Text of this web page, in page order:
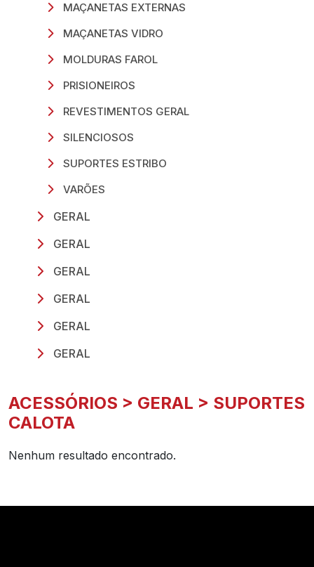
MAÇANETAS EXTERNAS
MAÇANETAS VIDRO
MOLDURAS FAROL
PRISIONEIROS
REVESTIMENTOS GERAL
SILENCIOSOS
SUPORTES ESTRIBO
VARÕES
GERAL
GERAL
GERAL
GERAL
GERAL
GERAL
ACESSÓRIOS > GERAL > SUPORTES
CALOTA
Nenhum resultado encontrado.